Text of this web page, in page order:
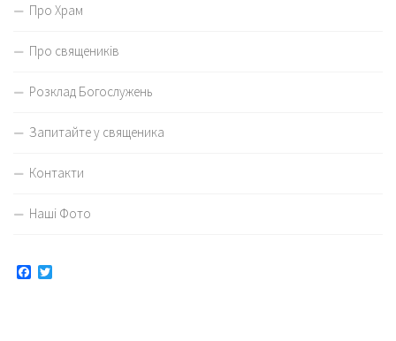
Про Храм
Про священиків
Розклад Богослужень
Запитайте у священика
Контакти
Наші Фото
Facebook